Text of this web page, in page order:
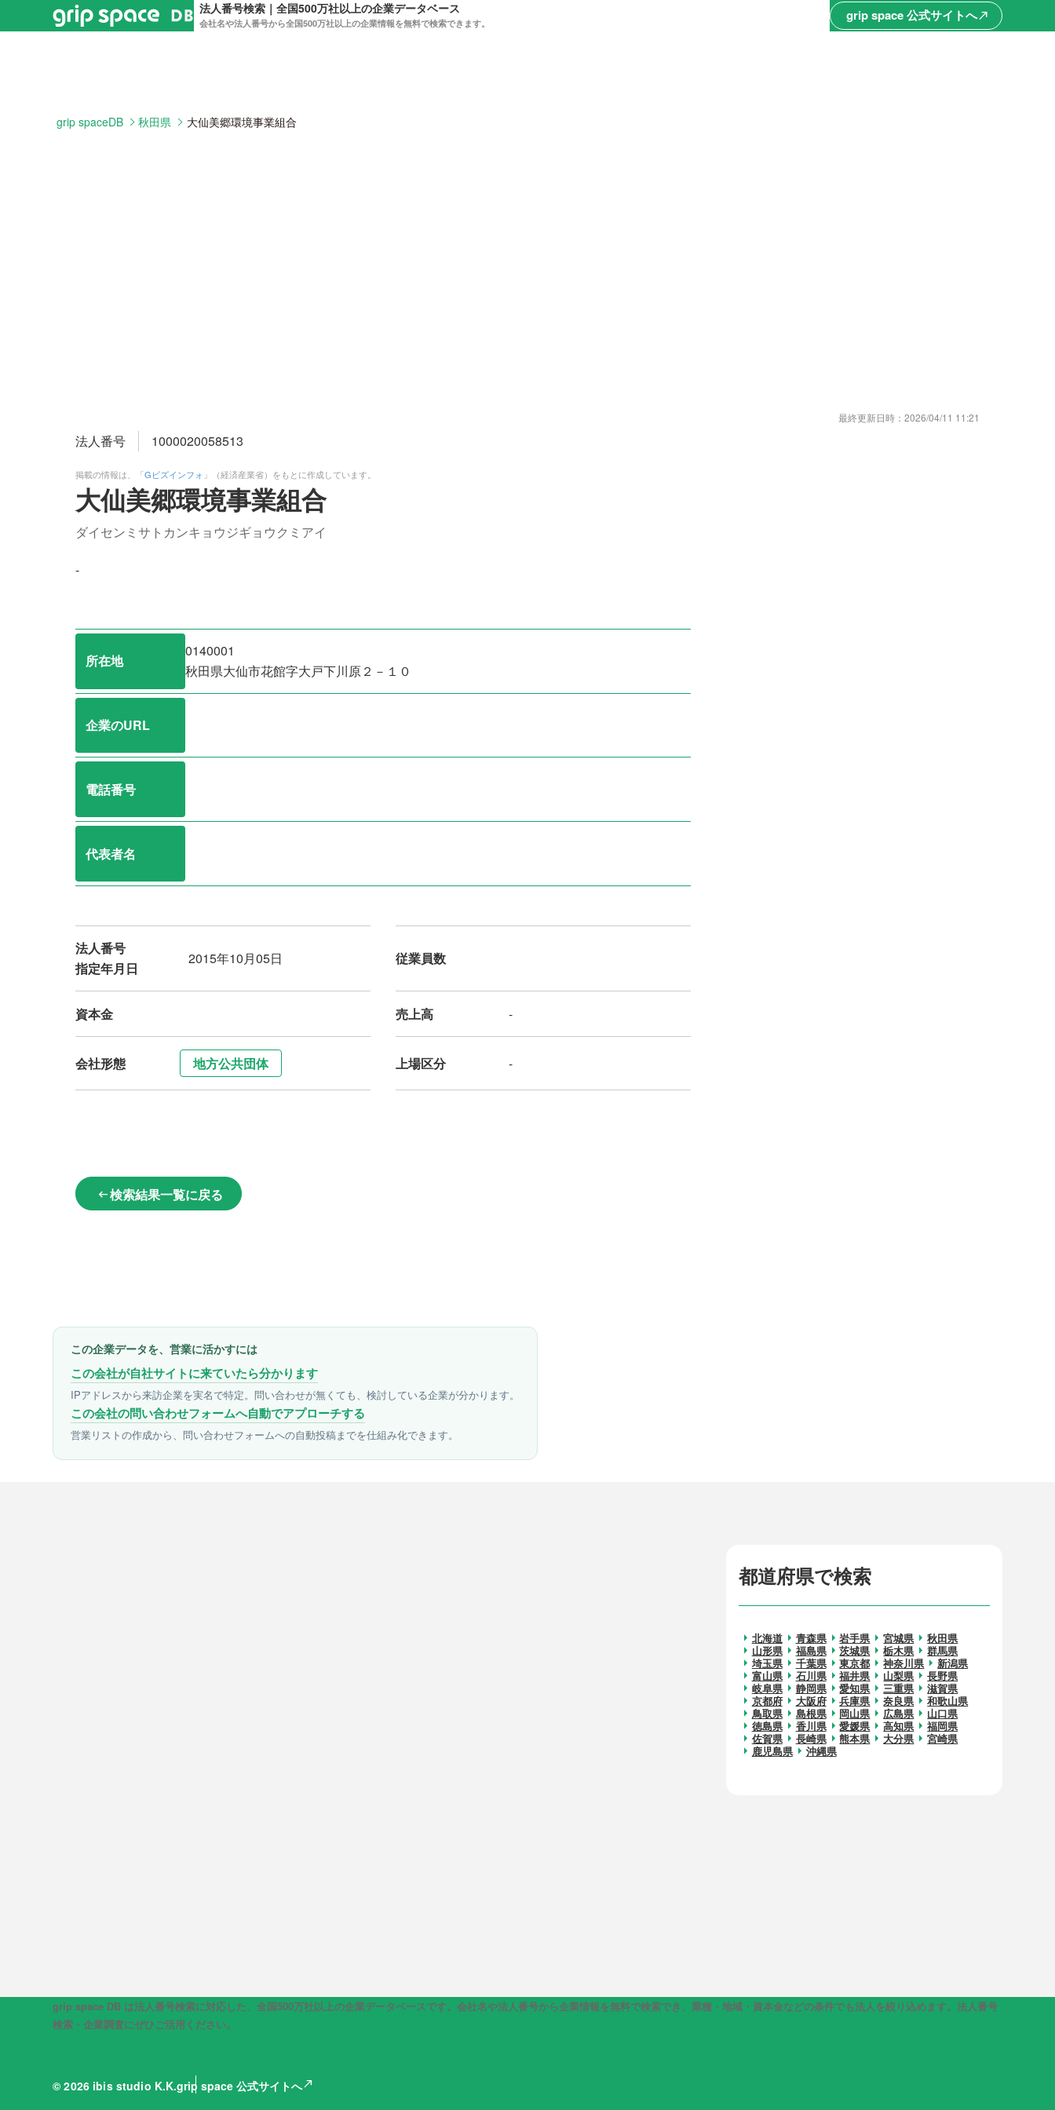
法人番号検索｜全国500万社以上の企業データベース
会社名や法人番号から全国500万社以上の企業情報を無料で検索できます。 grip space 公式サイトへnorth_east
grip spaceDB 秋田県 大仙美郷環境事業組合
最終更新日時： 2026/04/11 11:21
法人番号 1000020058513
掲載の情報は、「Gビズインフォ 」（経済産業省）をもとに作成しています。
大仙美郷環境事業組合
ダイセンミサトカンキョウジギョウクミアイ
-
所在地
0140001
秋田県大仙市花館字大戸下川原２－１０
企業のURL
電話番号
代表者名
法人番号
指定年月日
2015年10月05日 従業員数
資本金 売上高 -
会社形態 地方公共団体 上場区分 -
arrow_left_alt検索結果一覧に戻る
この企業データを、営業に活かすには
この会社が自社サイトに来ていたら分かります
IPアドレスから来訪企業を実名で特定。問い合わせが無くても、検討している企業が分かります。
この会社の問い合わせフォームへ自動でアプローチする
営業リストの作成から、問い合わせフォームへの自動投稿までを仕組み化できます。
都道府県で検索
北海道 青森県 岩手県 宮城県
秋田県
山形県
福島県 茨城県 栃木県
群馬県
埼玉県
千葉県 東京都 神奈川県
新潟県
富山県
石川県 福井県 山梨県
長野県
岐阜県
静岡県 愛知県 三重県
滋賀県
京都府
大阪府 兵庫県 奈良県
和歌山県
鳥取県
島根県 岡山県 広島県
山口県
徳島県
香川県 愛媛県 高知県
福岡県
佐賀県
長崎県 熊本県 大分県
宮崎県
鹿児島県
沖縄県
grip space DB は法人番号検索に対応した、全国500万社以上の企業データベースです。会社名や法人番号から企業情報を無料で検索でき、業種・地域・資本金などの条件でも法人を絞り込めます。法人番号
検索・企業調査にぜひご活用ください。
grip space 公式サイトへnorth_east
© 2026 ibis studio K.K.